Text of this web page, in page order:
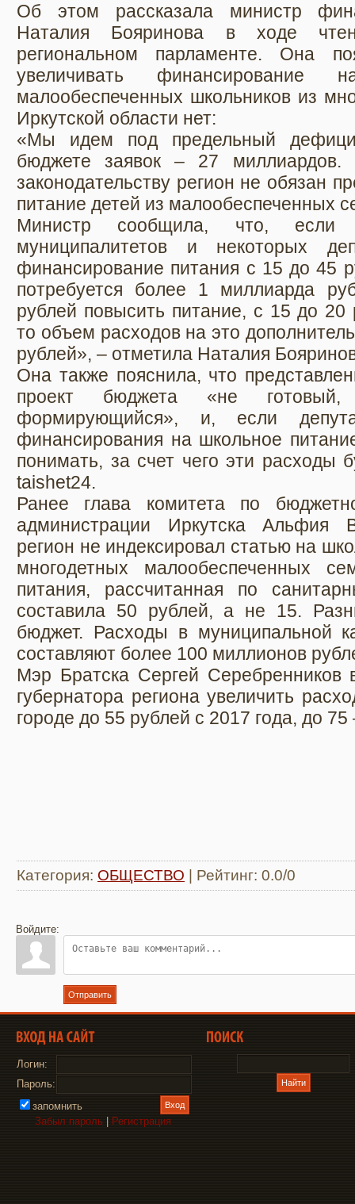
Об этом рассказала министр
Наталия Бояринова в ходе
региональном парламенте. Она
увеличивать финансирование
малообеспеченных школьников из
Иркутской области нет:
«Мы идем под предельный
бюджете заявок – 27 миллиардов.
законодательству регион не обязан
питание детей из малообеспеченных
Министр сообщила, что, если
муниципалитетов и некоторых
финансирование питания с 15 до 45
потребуется более 1 миллиарда
рублей повысить питание, с 15 до 20
то объем расходов на это
рублей», – отметила Наталия
Она также пояснила, что
проект бюджета «не
формирующийся», и, если
финансирования на школьное
понимать, за счет чего эти расходы
taishet24.
Ранее глава комитета по
администрации Иркутска Альфия
регион не индексировал статью на
многодетных малообеспеченных
питания, рассчитанная по
составила 50 рублей, а не 15.
бюджет. Расходы в муниципальной
составляют более 100 миллионов
Мэр Братска Сергей Серебренников
губернатора региона увеличить
городе до 55 рублей с 2017 года, до 75
Категория: ОБЩЕСТВО Рейтинг: 0.0/0
Войдите:
Отправить
Логин:
Пароль:
запомнить
Забыл пароль
Регистрация